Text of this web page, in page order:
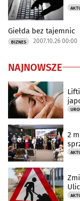
Giełda bez tajemnic
BIZNES 2007.10.26 00:00
NAJNOWSZE
2